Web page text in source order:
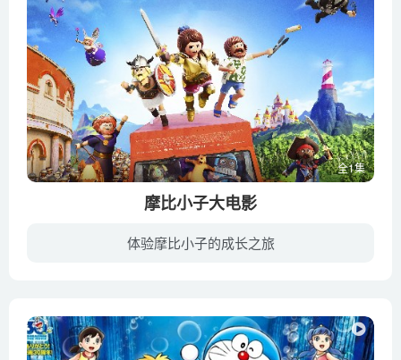
全1集
摩比小子大电影
体验摩比小子的成长之旅